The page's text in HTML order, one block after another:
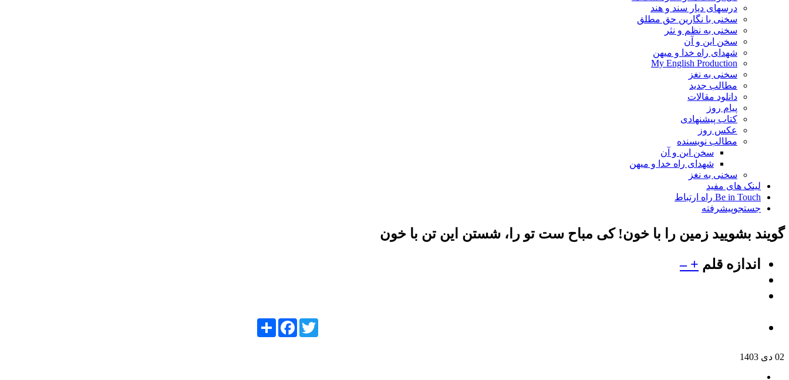
درسهای دیار سند و هند
سخنی با نگارین حق مطلق
سخنی به نظم و نثر
سخن این و آن
شهدای راه خدا و میهن
My English Production
سخنی به نغز
مطالب جدید
دانلود مقالات
پیام روز
کتاب پیشنهادی
عکس روز
مطالب نویسنده
سخن این و آن
شهدای راه خدا و میهن
سخنی به نغز
لینک های مفید
Be in Touch راه ارتباط
جستجوپیشرفته
گویند بشویید زمین را با خون! کی مباح ست تو را، شستن این تن با خون
اندازه قلم +
–
Share
FacebookTwitter
02 دی 1403